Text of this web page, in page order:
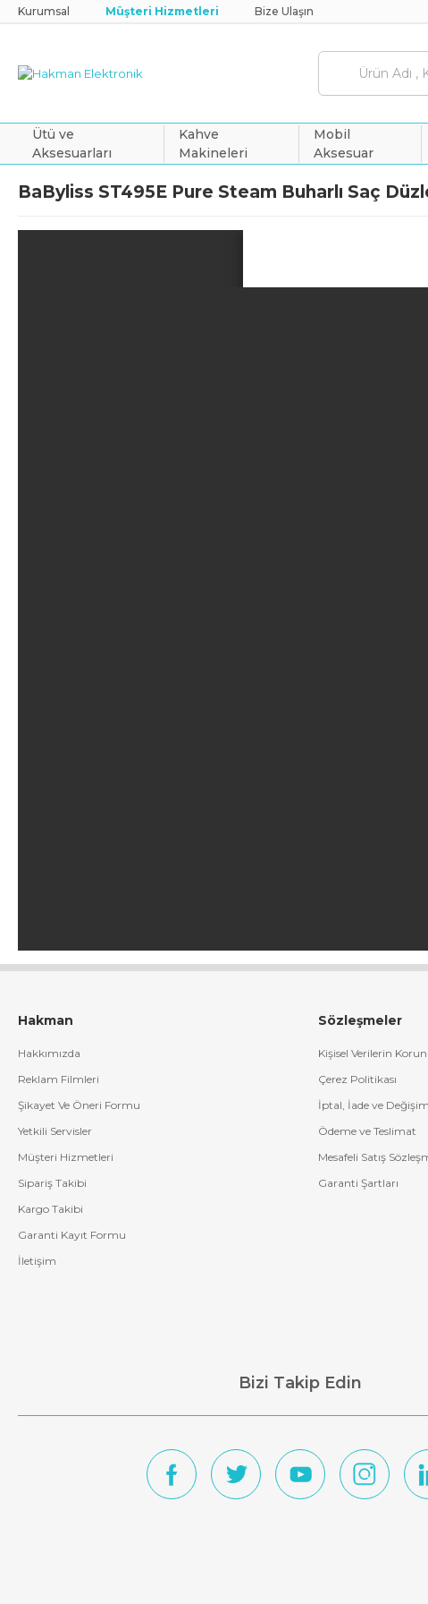
Kurumsal Müşteri Hizmetleri Bize Ulaşın
Ütü ve
Aksesuarları
Kahve
Makineleri
Mobil
Aksesuar
BaByliss ST495E Pure Steam Buharlı Saç
Hakman
Hakkımızda
Reklam Filmleri
Şikayet Ve Öneri Formu
Yetkili Servisler
Müşteri Hizmetleri
Sipariş Takibi
Kargo Takibi
Garanti Kayıt Formu
İletişim
Sözleşmeler
Kişisel Verilerin
Çerez Politikası
İptal, İade ve Değişim
Ödeme ve Teslimat
Mesafeli Satış
Garanti Şartları
Bizi Takip Edin